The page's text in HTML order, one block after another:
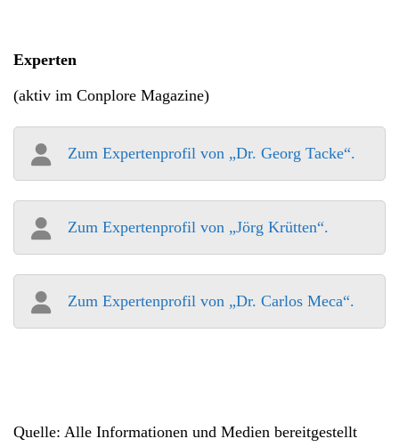
Experten
(aktiv im Conplore Magazine)
Zum Expertenprofil von „Dr. Georg Tacke“.
Zum Expertenprofil von „Jörg Krütten“.
Zum Expertenprofil von „Dr. Carlos Meca“.
Quelle: Alle Informationen und Medien bereitgestellt